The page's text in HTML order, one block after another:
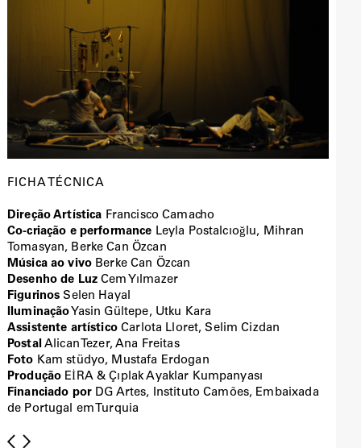
FICHA TÉCNICA
Direção Artística Francisco Camacho
Co-criação e performance Leyla Postalcıoğlu, Mihran
Tomasyan, Berke Can Özcan
Música ao vivo Berke Can Özcan
Desenho de Luz Cem Yılmazer
Figurinos Selen Hayal
Iluminação Yasin Gültepe, Utku Kara
Assistente artísticoCarlota Lloret, Selim Cizdan
Postal Alican Tezer, Ana Freitas
Foto Kam stüdyo, Mustafa Erdogan
Produção EİRA & Çıplak Ayaklar Kumpanyası
Financiado por DG Artes, Instituto Camões, Embaixada
de Portugal em Turquia